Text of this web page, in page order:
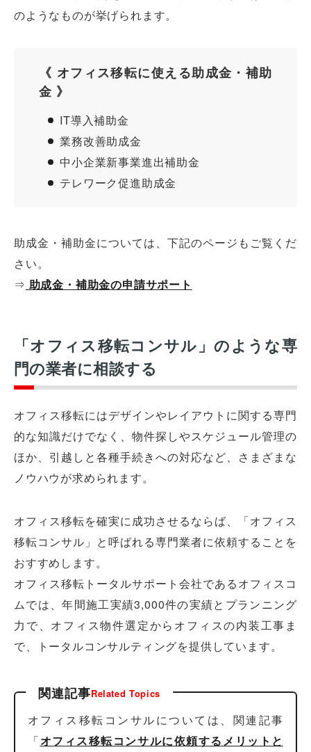
のようなものが挙げられます。
《 オフィス移転に使える助成金・補助
金 》
IT導入補助金
業務改善助成金
中小企業新事業進出補助金
テレワーク促進助成金
助成金・補助金については、下記のページもご覧くだ
さい。
⇒ 助成金・補助金の申請サポート
「オフィス移転コンサル」のような専
門の業者に相談する
オフィス移転にはデザインやレイアウトに関する専門
的な知識だけでなく、物件探しやスケジュール管理の
ほか、引越しと各種手続きへの対応など、さまざまな
ノウハウが求められます。
オフィス移転を確実に成功させるならば、「オフィス
移転コンサル」と呼ばれる専門業者に依頼することを
おすすめします。
オフィス移転トータルサポート会社であるオフィスコ
ムでは、年間施工実績3,000件の実績とプランニング
力で、オフィス物件選定からオフィスの内装工事ま
で、トータルコンサルティングを提供しています。
関連記事Related Topics
オフィス移転コンサルについては、関連記事
「オフィス移転コンサルに依頼するメリットと